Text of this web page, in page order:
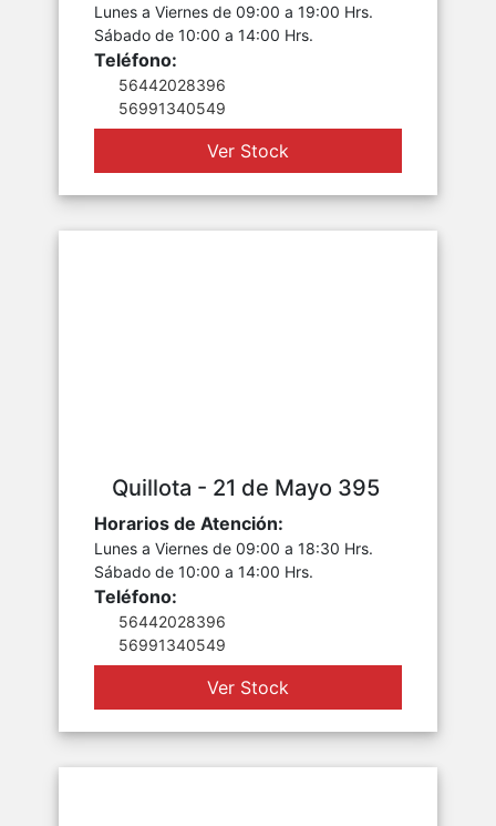
Lunes a Viernes de 09:00 a 19:00 Hrs.
Sábado de 10:00 a 14:00 Hrs.
Teléfono:
56442028396
56991340549
Ver Stock
Quillota - 21 de Mayo 395
Horarios de Atención:
Lunes a Viernes de 09:00 a 18:30 Hrs.
Sábado de 10:00 a 14:00 Hrs.
Teléfono:
56442028396
56991340549
Ver Stock